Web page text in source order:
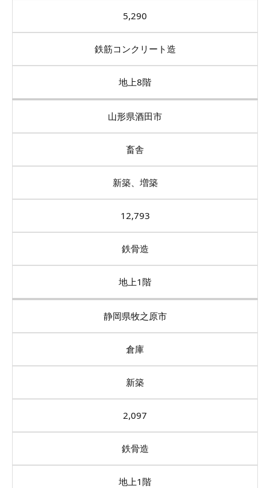
5,290
鉄筋コンクリート造
地上8階
山形県酒田市
畜舎
新築、増築
12,793
鉄骨造
地上1階
静岡県牧之原市
倉庫
新築
2,097
鉄骨造
地上1階